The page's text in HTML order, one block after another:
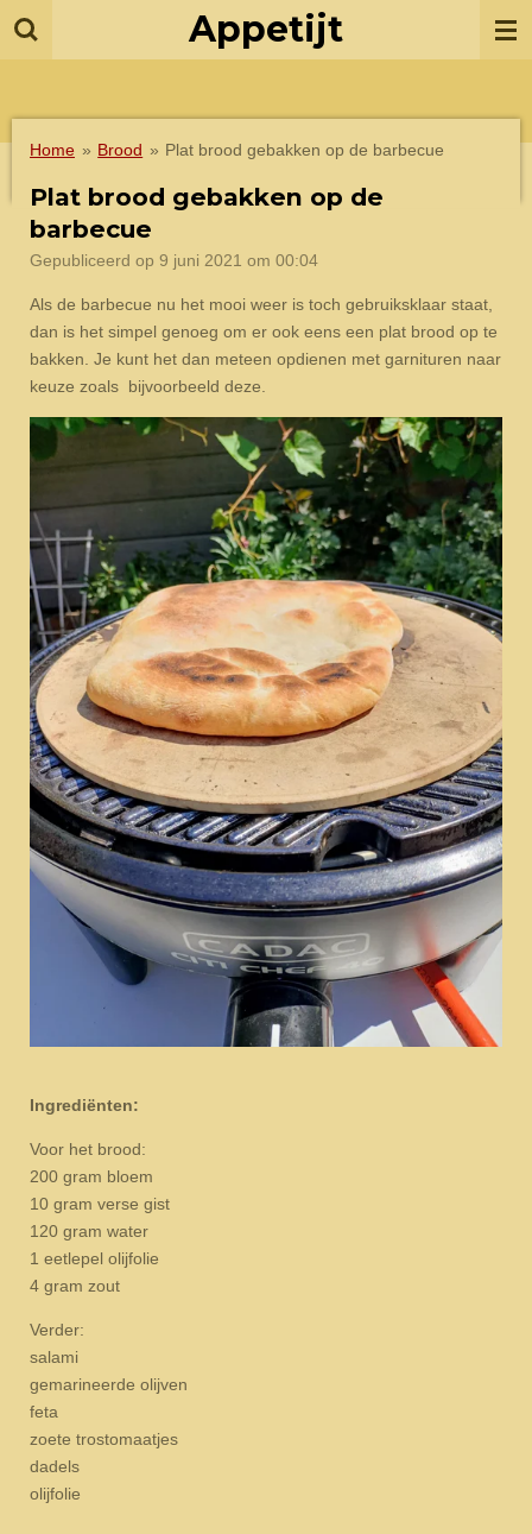
Ga
Appetijt
Home » Brood » Plat brood gebakken op de barbecue
Plat brood gebakken op de
barbecue
Gepubliceerd op 9 juni 2021 om 00:04
Als de barbecue nu het mooi weer is toch gebruiksklaar staat,
dan is het simpel genoeg om er ook eens een plat brood op te
bakken. Je kunt het dan meteen opdienen met garnituren naar
keuze zoals bijvoorbeeld deze.
Ingrediënten:
Voor het brood:
200 gram bloem
10 gram verse gist
120 gram water
1 eetlepel olijfolie
4 gram zout
Verder:
salami
gemarineerde olijven
feta
zoete trostomaatjes
dadels
olijfolie